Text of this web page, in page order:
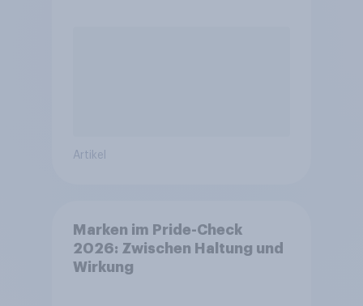
Artikel
Marken im Pride-Check
2026: Zwischen Haltung und
Wirkung